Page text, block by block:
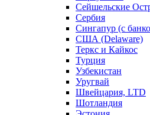
Сейшельские
Сербия
Сингапур (c
США (Delaware)
Теркс и Кайкос
Турция
Узбекистан
Уругвай
Швейцария, LTD
Шотландия